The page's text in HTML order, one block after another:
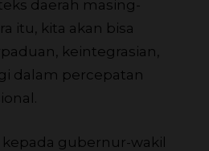
daerah masing-
itu, kita akan bisa
keintegrasian,
dalam percepatan
gubernur-wakil